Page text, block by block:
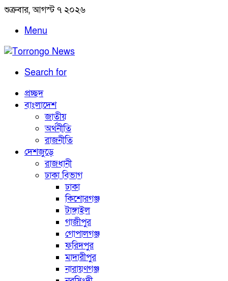
শুক্রবার, আগস্ট ৭ ২০২৬
Menu
Search for
প্রচ্ছদ
বাংলাদেশ
জাতীয়
অর্থনীতি
রাজনীতি
দেশজুড়ে
রাজধানী
ঢাকা বিভাগ
ঢাকা
কিশোরগঞ্জ
টাঙ্গাইল
গাজীপুর
গোপালগঞ্জ
ফরিদপুর
মাদারীপুর
নারায়ণগঞ্জ